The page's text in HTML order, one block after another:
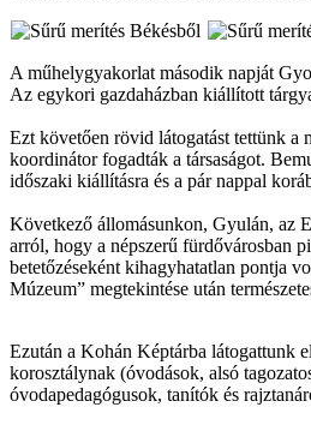
A műhelygyakorlat második napját
Az egykori gazdaházban kiállított
Ezt követően rövid látogatást tettünk
koordinátor fogadták a társaságot.
időszaki kiállításra és a pár nappal
Következő állomásunkon, Gyulán, az
arról, hogy a népszerű fürdővárosban
betetőzéseként kihagyhatatlan pontja
Múzeum” megtekintése után
Ezután a Kohán Képtárba látogattunk
korosztálynak (óvodások, alsó
óvodapedagógusok, tanítók és